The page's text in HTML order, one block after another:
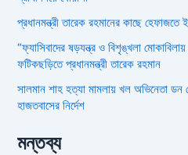
প্রধানমন্ত্রী তারেক রহমানের কাছে হেফাজতে
“ফ্যাসিবাদের ষড়যন্ত্র ও বিশৃঙ্খলা
ফটিকছড়িতে প্রধানমন্ত্রী তারেক রহমান
সালমান শাহ হত্যা মামলায় খল অভিনেতা ডন
হাজতবাসের নির্দেশ
মন্তব্য